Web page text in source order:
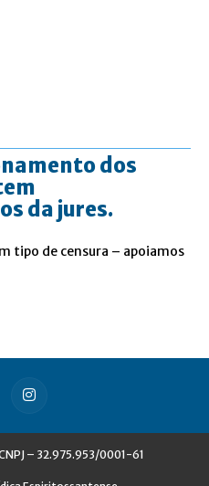
dos
da jures.
tipo de censura – apoiamos
– 32.975.953/0001-61